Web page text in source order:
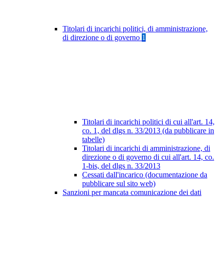
Titolari di incarichi politici, di amministrazione,
di direzione o di governo 1
Titolari di incarichi politici di cui all'art. 14,
co. 1, del dlgs n. 33/2013 (da pubblicare in
tabelle)
Titolari di incarichi di amministrazione, di
direzione o di governo di cui all'art. 14, co.
1-bis, del dlgs n. 33/2013
Cessati dall'incarico (documentazione da
pubblicare sul sito web)
Sanzioni per mancata comunicazione dei dati